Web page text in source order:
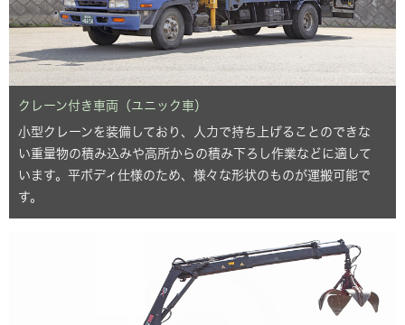
クレーン付き車両（ユニック車）
小型クレーンを装備しており、人力で持ち上げることのできな
い重量物の積み込みや高所からの積み下ろし作業などに適して
います。平ボディ仕様のため、様々な形状のものが運搬可能で
す。